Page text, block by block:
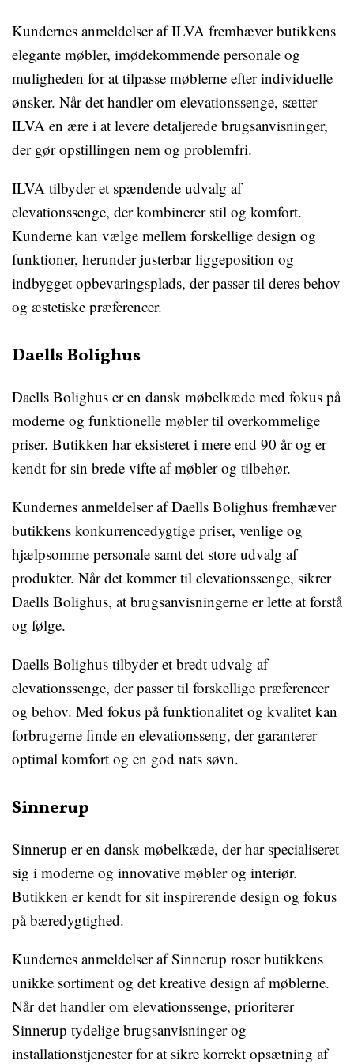
Kundernes anmeldelser af ILVA fremhæver butikkens
elegante møbler, imødekommende personale og
muligheden for at tilpasse møblerne efter individuelle
ønsker. Når det handler om elevationssenge, sætter
ILVA en ære i at levere detaljerede brugsanvisninger,
der gør opstillingen nem og problemfri.
ILVA tilbyder et spændende udvalg af
elevationssenge, der kombinerer stil og komfort.
Kunderne kan vælge mellem forskellige design og
funktioner, herunder justerbar liggeposition og
indbygget opbevaringsplads, der passer til deres behov
og æstetiske præferencer.
Daells Bolighus
Daells Bolighus er en dansk møbelkæde med fokus på
moderne og funktionelle møbler til overkommelige
priser. Butikken har eksisteret i mere end 90 år og er
kendt for sin brede vifte af møbler og tilbehør.
Kundernes anmeldelser af Daells Bolighus fremhæver
butikkens konkurrencedygtige priser, venlige og
hjælpsomme personale samt det store udvalg af
produkter. Når det kommer til elevationssenge, sikrer
Daells Bolighus, at brugsanvisningerne er lette at forstå
og følge.
Daells Bolighus tilbyder et bredt udvalg af
elevationssenge, der passer til forskellige præferencer
og behov. Med fokus på funktionalitet og kvalitet kan
forbrugerne finde en elevationsseng, der garanterer
optimal komfort og en god nats søvn.
Sinnerup
Sinnerup er en dansk møbelkæde, der har specialiseret
sig i moderne og innovative møbler og interiør.
Butikken er kendt for sit inspirerende design og fokus
på bæredygtighed.
Kundernes anmeldelser af Sinnerup roser butikkens
unikke sortiment og det kreative design af møblerne.
Når det handler om elevationssenge, prioriterer
Sinnerup tydelige brugsanvisninger og
installationstjenester for at sikre korrekt opsætning af